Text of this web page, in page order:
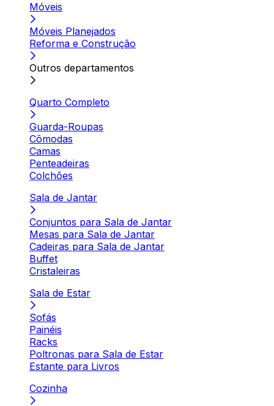
Móveis
Móveis Planejados
Reforma e Construção
Outros departamentos
Quarto Completo
Guarda-Roupas
Cômodas
Camas
Penteadeiras
Colchões
Sala de Jantar
Conjuntos para Sala de Jantar
Mesas para Sala de Jantar
Cadeiras para Sala de Jantar
Buffet
Cristaleiras
Sala de Estar
Sofás
Painéis
Racks
Poltronas para Sala de Estar
Estante para Livros
Cozinha